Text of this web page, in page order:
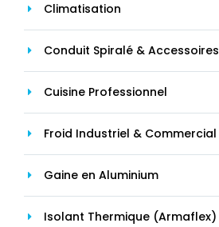
Climatisation
Conduit Spiralé & Accessoires
Cuisine Professionnel
Froid Industriel & Commercial
Gaine en Aluminium
Isolant Thermique (Armaflex)